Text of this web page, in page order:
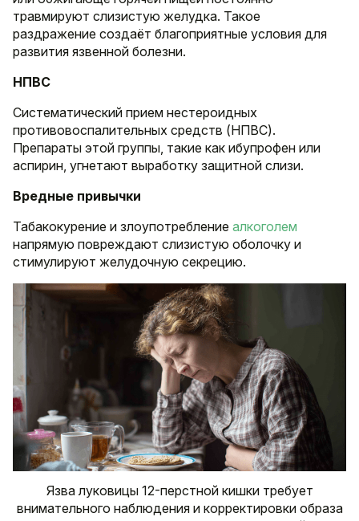
травмируют слизистую желудка. Такое
раздражение создаёт благоприятные условия для
развития язвенной болезни.
НПВС
Систематический прием нестероидных
противовоспалительных средств (НПВС).
Препараты этой группы, такие как ибупрофен или
аспирин, угнетают выработку защитной слизи.
Вредные привычки
Табакокурение и злоупотребление алкоголем
напрямую повреждают слизистую оболочку и
стимулируют желудочную секрецию.
Язва луковицы 12-перстной кишки требует
внимательного наблюдения и корректировки образа